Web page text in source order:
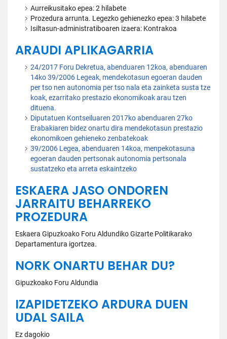
Aurreikusitako epea: 2 hilabete
Prozedura arrunta. Legezko gehienezko epea: 3 hilabete
Isiltasun-administratiboaren izaera: Kontrakoa
ARAUDI APLIKAGARRIA
24/2017 Foru Dekretua, abenduaren 12koa, abenduaren
14ko 39/2006 Legeak, mendekotasun egoeran dauden
per tso nen autonomia per tso nala eta zainketa susta tze
koak, ezarritako prestazio ekonomikoak arau tzen
dituena.
Diputatuen Kontseiluaren 2017ko abenduaren 27ko
Erabakiaren bidez onartu dira mendekotasun prestazio
ekonomikoen gehieneko zenbatekoak
39/2006 Legea, abenduaren 14koa, menpekotasuna
egoeran dauden pertsonak autonomia pertsonala
sustatzeko eta arreta eskaintzeko
ESKAERA JASO ONDOREN
JARRAITU BEHARREKO
PROZEDURA
Eskaera Gipuzkoako Foru Aldundiko Gizarte Politikarako
Departamentura igortzea.
NORK ONARTU BEHAR DU?
Gipuzkoako Foru Aldundia
IZAPIDETZEKO ARDURA DUEN
UDAL SAILA
Ez dagokio